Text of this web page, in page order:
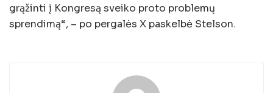
grąžinti į Kongresą sveiko proto problemų
sprendimą“, – po pergalės X paskelbė Stelson.